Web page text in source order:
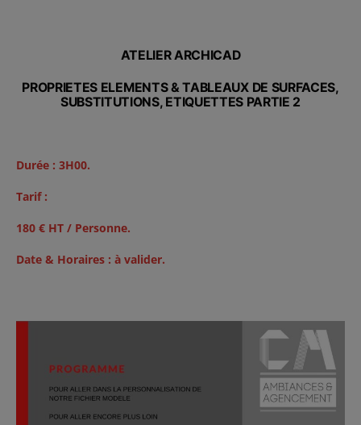
ATELIER ARCHICAD
PROPRIETES ELEMENTS & TABLEAUX DE SURFACES,
SUBSTITUTIONS, ETIQUETTES PARTIE 2
Durée : 3H00.
Tarif :
180 € HT / Personne.
Date & Horaires : à valider.